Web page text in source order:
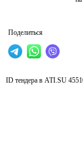
Поделиться
ID тендера в ATI.SU